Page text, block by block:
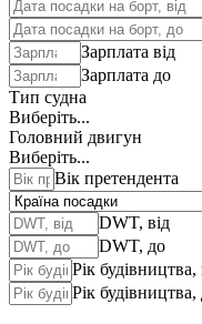
Зарплата від
Зарплата до
Тип судна
Виберіть...
Головний двигун
Виберіть...
Вік претендента
DWT, від
DWT, до
Рік будівництва,
Рік будівництва,